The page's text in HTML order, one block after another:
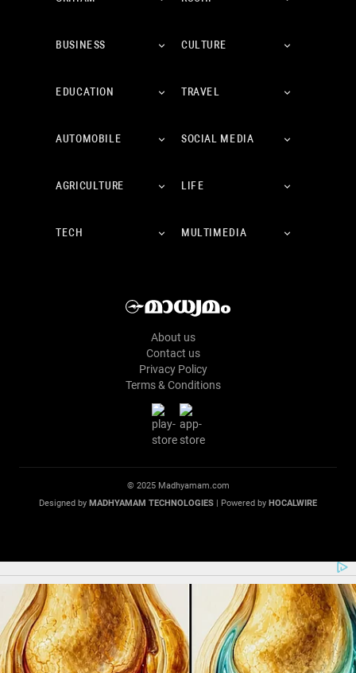
BUSINESS CULTURE
EDUCATION TRAVEL
AUTOMOBILE SOCIAL MEDIA
AGRICULTURE LIFE
TECH MULTIMEDIA
About us
Contact us
Privacy Policy
Terms & Conditions
© 2025 Madhyamam.com
Designed by MADHYAMAM TECHNOLOGIES | Powered by HOCALWIRE